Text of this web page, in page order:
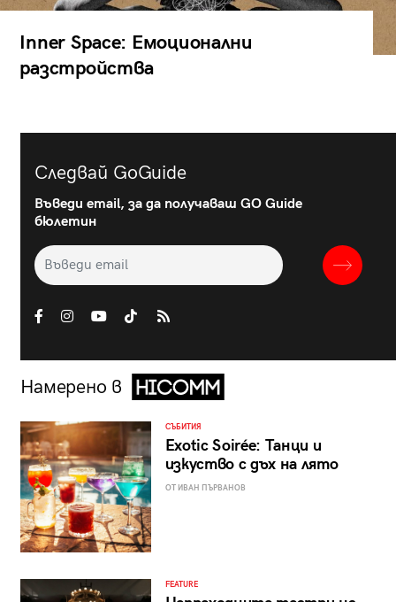
Inner Space: Емоционални
разстройства
Следвай GoGuide
Въведи email, за да получаваш GO Guide
бюлетин
Намерено в
СЪБИТИЯ
Exotic Soirée: Танци и
изкуство с дъх на лято
ОТ ИВАН ПЪРВАНОВ
FEATURE